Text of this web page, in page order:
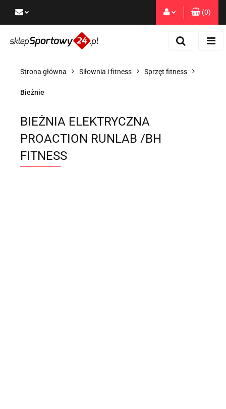
Dodaj zgłoszenie
(0)
Strona główna Siłownia i fitness Sprzęt fitness
Bieżnie
BIEŻNIA ELEKTRYCZNA
PROACTION RUNLAB /BH
FITNESS